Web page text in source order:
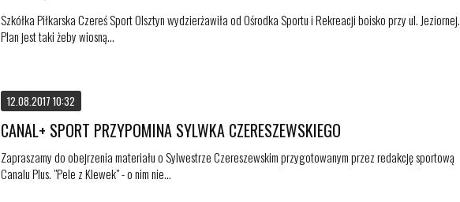
Szkółka Piłkarska Czereś Sport Olsztyn wydzierżawiła od Ośrodka Sportu i Rekreacji boisko przy ul. Jeziornej.
Plan jest taki żeby wiosną...
12.08.2017 10:32
CANAL+ SPORT PRZYPOMINA SYLWKA CZERESZEWSKIEGO
Zapraszamy do obejrzenia materiału o Sylwestrze Czereszewskim przygotowanym przez redakcję sportową
Canalu Plus. "Pele z Klewek" - o nim nie...